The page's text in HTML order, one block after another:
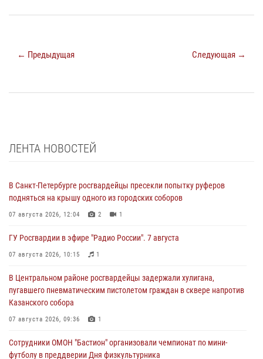
← Предыдущая Следующая →
ЛЕНТА НОВОСТЕЙ
В Санкт-Петербурге росгвардейцы пресекли попытку руферов
подняться на крышу одного из городских соборов
07 августа 2026, 12:04 2 1
ГУ Росгвардии в эфире "Радио России". 7 августа
07 августа 2026, 10:15 1
В Центральном районе росгвардейцы задержали хулигана,
пугавшего пневматическим пистолетом граждан в сквере напротив
Казанского собора
07 августа 2026, 09:36 1
Сотрудники ОМОН "Бастион" организовали чемпионат по мини-
футболу в преддверии Дня физкультурника